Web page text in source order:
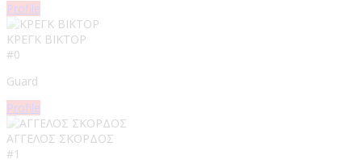
Profile
ΚΡΕΓΚ ΒΙΚΤΟΡ
#0
Guard
Profile
ΑΓΓΕΛΟΣ ΣΚΟΡΔΟΣ
#1